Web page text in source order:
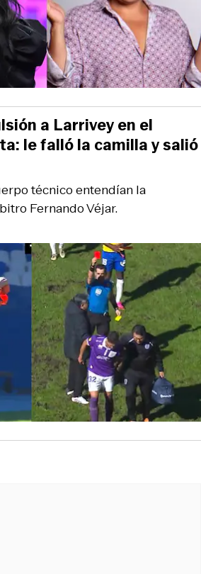
técnico entendían la
Fernando Véjar.
a Larrivey en el
le falló la camilla y salió